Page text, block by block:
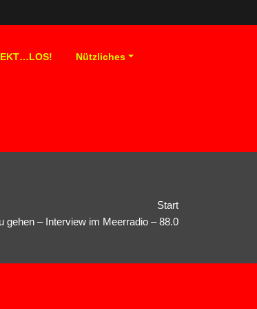
Nützliches
Start
gehen – Interview im Meerradio – 88.0